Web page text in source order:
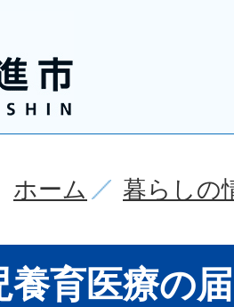
ホーム 暮らしの
養育医療の